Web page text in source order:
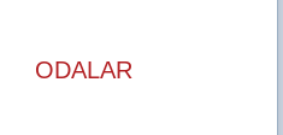
ODALAR